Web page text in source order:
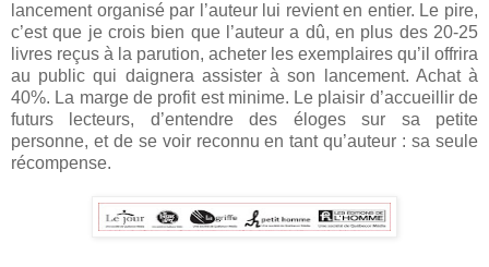
lancement organisé par l’auteur lui revient en entier. Le pire,
c’est que je crois bien que l’auteur a dû, en plus des 20-25
livres reçus à la parution, acheter les exemplaires qu’il offrira
au public qui daignera assister à son lancement. Achat à
40%. La marge de profit est minime. Le plaisir d’accueillir de
futurs lecteurs, d’entendre des éloges sur sa petite
personne, et de se voir reconnu en tant qu’auteur : sa seule
récompense.